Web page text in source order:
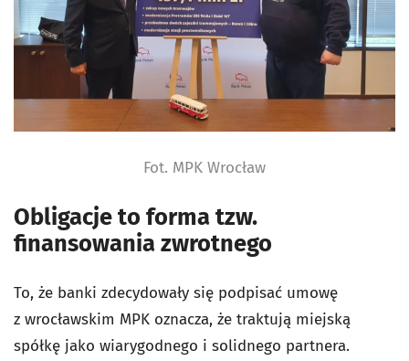
Fot. MPK Wrocław
Obligacje to forma tzw.
finansowania zwrotnego
To, że banki zdecydowały się podpisać umowę
z wrocławskim MPK oznacza, że traktują miejską
spółkę jako wiarygodnego i solidnego partnera.